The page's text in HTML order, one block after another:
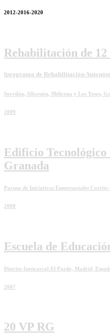
2012-2016-2020
Rehabilitación de
[programa de Rehabilitación
Sorvilán, Alfornón, Melicena y Los Yesos,
2009
Edificio
Granada
Parque de Iniciativas Empresariales Cortijo
2008
Escuela de
Distrito fuencarral-El Pardo, Madrid,
2007
20 VP RG